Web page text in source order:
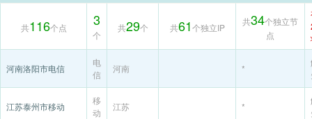
共116个点 3
个
共29个 共61个独立IP
共34个独立节
点
河南洛阳市电信
电
信
河南 *
江苏泰州市移动
移
动
江苏 *